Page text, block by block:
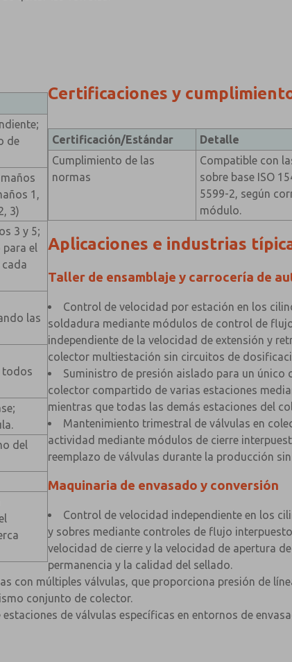
de
1,
3)
3 y 5;
para el
las
todos
del
Certificaciones y
Certificación/Estándar
Detalle
Cumplimiento de las
normas
Compatible con
sobre base ISO
5599-2, según
módulo.
Aplicaciones e industrias
Taller de ensamblaje y carrocería de
Control de velocidad por estación en los
soldadura mediante módulos de control de
independiente de la velocidad de extensión y
colector multiestación sin circuitos de
Suministro de presión aislado para un
colector compartido de varias estaciones
mientras que todas las demás estaciones del
Mantenimiento trimestral de válvulas en
actividad mediante módulos de cierre
reemplazo de válvulas durante la producción
Maquinaria de envasado y conversión
Control de velocidad independiente en los
y sobres mediante controles de flujo
velocidad de cierre y la velocidad de apertura
permanencia y la calidad del sellado.
con múltiples válvulas, que proporciona presión de
conjunto de colector.
de válvulas específicas en entornos de